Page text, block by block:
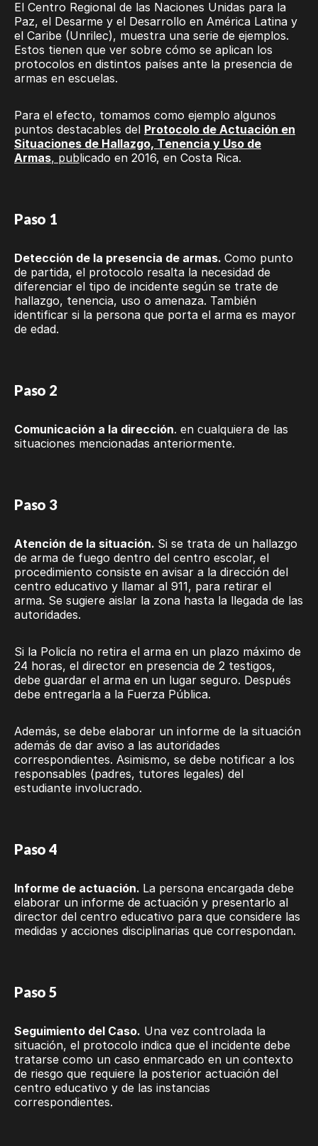
El Centro Regional de las Naciones Unidas para la
Paz, el Desarme y el Desarrollo en América Latina y
el Caribe (Unrilec), muestra una serie de ejemplos.
Estos tienen que ver sobre cómo se aplican los
protocolos en distintos países ante la presencia de
armas en escuelas.
Para el efecto, tomamos como ejemplo algunos
puntos destacables del Protocolo de Actuación en
Situaciones de Hallazgo, Tenencia y Uso de
Armas, publicado en 2016, en Costa Rica.
Paso 1
Detección de la presencia de armas. Como punto
de partida, el protocolo resalta la necesidad de
diferenciar el tipo de incidente según se trate de
hallazgo, tenencia, uso o amenaza. También
identificar si la persona que porta el arma es mayor
de edad.
Paso 2
Comunicación a la dirección. en cualquiera de las
situaciones mencionadas anteriormente.
Paso 3
Atención de la situación. Si se trata de un hallazgo
de arma de fuego dentro del centro escolar, el
procedimiento consiste en avisar a la dirección del
centro educativo y llamar al 911, para retirar el
arma. Se sugiere aislar la zona hasta la llegada de las
autoridades.
Si la Policía no retira el arma en un plazo máximo de
24 horas, el director en presencia de 2 testigos,
debe guardar el arma en un lugar seguro. Después
debe entregarla a la Fuerza Pública.
Además, se debe elaborar un informe de la situación
además de dar aviso a las autoridades
correspondientes. Asimismo, se debe notificar a los
responsables (padres, tutores legales) del
estudiante involucrado.
Paso 4
Informe de actuación. La persona encargada debe
elaborar un informe de actuación y presentarlo al
director del centro educativo para que considere las
medidas y acciones disciplinarias que correspondan.
Paso 5
Seguimiento del Caso. Una vez controlada la
situación, el protocolo indica que el incidente debe
tratarse como un caso enmarcado en un contexto
de riesgo que requiere la posterior actuación del
centro educativo y de las instancias
correspondientes.